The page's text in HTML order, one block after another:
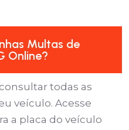
Multas de
Online?
todas as
veículo. Acesse
a placa do veículo